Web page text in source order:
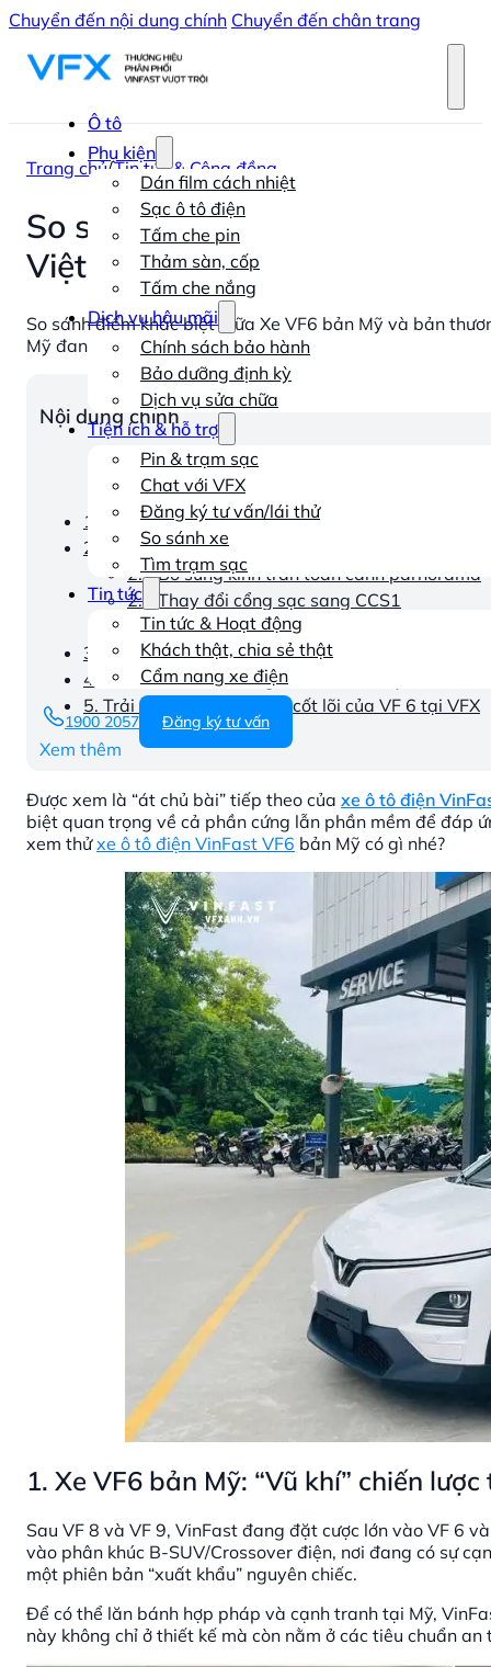
Chuyển đến nội dung chính Chuyển đến chân trang
Ô tô
Phụ kiện
Dán film cách nhiệt
Sạc ô tô điện
Tấm che pin
Thảm sàn, cốp
Tấm che nắng
Dịch vụ hậu mãi
Chính sách bảo hành
Bảo dưỡng định kỳ
Dịch vụ sửa chữa
Tiện ích & hỗ trợ
Pin & trạm sạc
Chat với VFX
Đăng ký tư vấn/lái thử
So sánh xe
Tìm trạm sạc
Tin tức
Tin tức & Hoạt động
Khách thật, chia sẻ thật
Cẩm nang xe điện
1900 2057 Đăng ký tư vấn
Trang chủ/Tin tức & Cộng đồng
So sánh điểm khác biệt giữa
Việt Nam?
So sánh điểm khác biệt giữa Xe VF6 bản Mỹ và bản
Mỹ đang thu hút sự chú ý lớn, sau khi mẫu B-SUV này
Nội dung chính
1. Xe VF6 bản Mỹ: “Vũ khí” chiến lược tấn công
2. Các khác biệt chính giữa bản Mỹ và bản
2.1 Bổ sung kính trần toàn cảnh parnorama
2.2 Thay đổi cổng sạc sang CCS1
2.3 Tùy biến thiết kế và phần mềm
3. Bảng so sánh dự kiến: Xe VF6 bản Mỹ vs. Bản
4. Thách thức nào đang chờ VF 6 tại Mỹ?
5. Trải nghiệm công nghệ cốt lõi của VF 6 tại VFX
Xem thêm
Được xem là “át chủ bài” tiếp theo của xe ô tô điện
biệt quan trọng về cả phần cứng lẫn phần mềm để đáp
xem thửxe ô tô điện VinFast VF6 bản Mỹ có gì nhé?
1. Xe VF6 bản Mỹ: “Vũ khí” chiến
Sau VF 8 và VF 9, VinFast đang đặt cược lớn vào VF 6
vào phân khúc B-SUV/Crossover điện, nơi đang có sự
một phiên bản “xuất khẩu” nguyên chiếc.
Để có thể lăn bánh hợp pháp và cạnh tranh tại Mỹ,
này không chỉ ở thiết kế mà còn nằm ở các tiêu chuẩn